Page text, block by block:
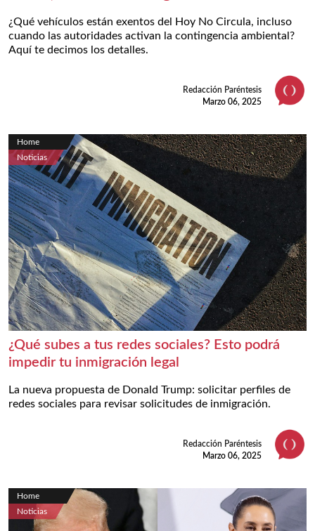
¿Qué vehículos están exentos del Hoy No Circula, incluso
cuando las autoridades activan la contingencia ambiental?
Aquí te decimos los detalles.
Redacción Paréntesis
Marzo 06, 2025
Home
Noticias
¿Qué subes a tus redes sociales? Esto podrá
impedir tu inmigración legal
La nueva propuesta de Donald Trump: solicitar perfiles de
redes sociales para revisar solicitudes de inmigración.
Redacción Paréntesis
Marzo 06, 2025
Home
Noticias